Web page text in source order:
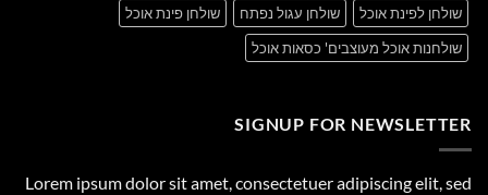
שולחן לפינת אוכל
שולחן עגול נפתח
שולחן פינת אוכל
שולחנות אוכל מעוצבים' כסאות אוכל
SIGNUP FOR NEWSLETTER
Lorem ipsum dolor sit amet, consectetuer adipiscing elit, sed